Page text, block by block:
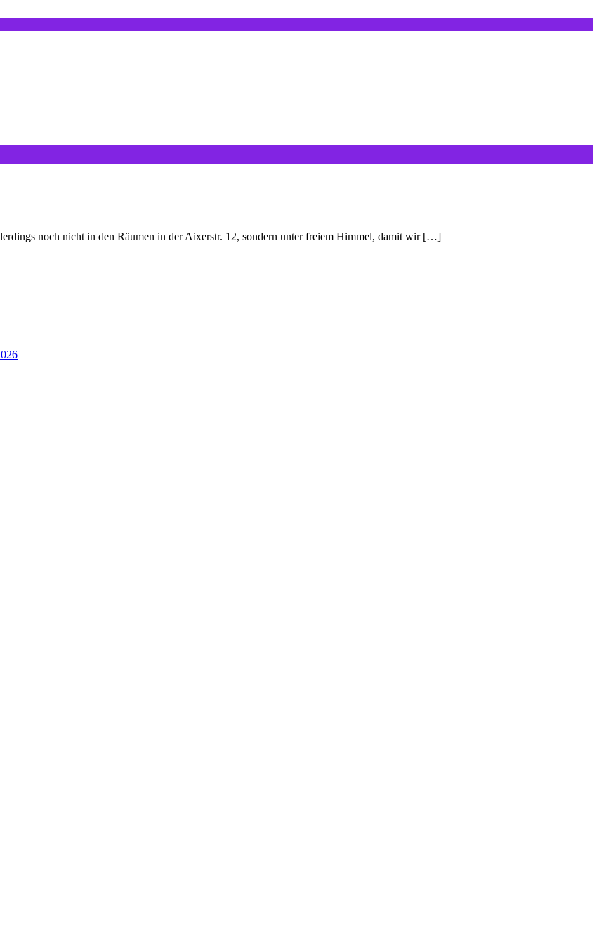
noch nicht in den Räumen in der Aixerstr. 12, sondern unter freiem Himmel, damit wir […]